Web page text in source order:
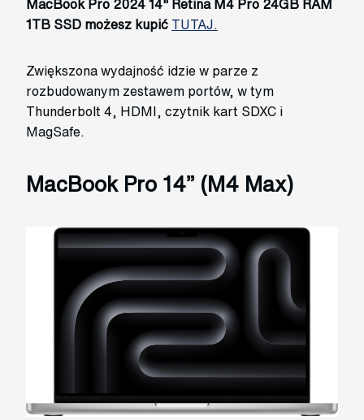
MacBook Pro 2024 14" Retina M4 Pro 24GB RAM
1TB SSD możesz kupić TUTAJ.
Zwiększona wydajność idzie w parze z
rozbudowanym zestawem portów, w tym
Thunderbolt 4, HDMI, czytnik kart SDXC i
MagSafe.
MacBook Pro 14” (M4 Max)